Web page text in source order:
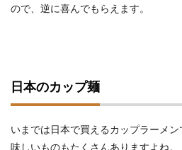
ので、逆に喜んでもらえます。
日本のカップ麺
いまでは日本で買えるカップラーメ
味しいものもたくさんありますよね。